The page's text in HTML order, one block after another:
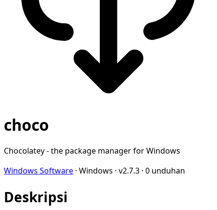
choco
Chocolatey - the package manager for Windows
Windows Software · Windows · v2.7.3 · 0 unduhan
Deskripsi